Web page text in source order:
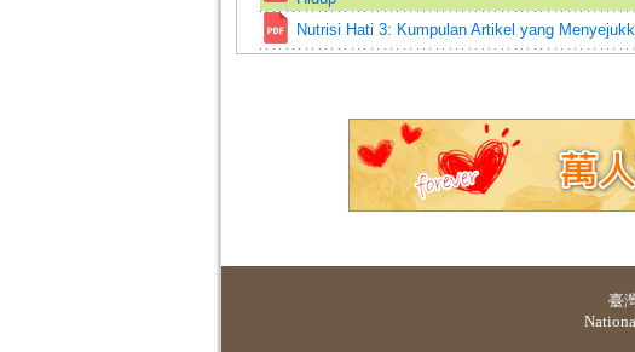
Nutrisi Hati 3: Kumpulan Artikel yang
臺